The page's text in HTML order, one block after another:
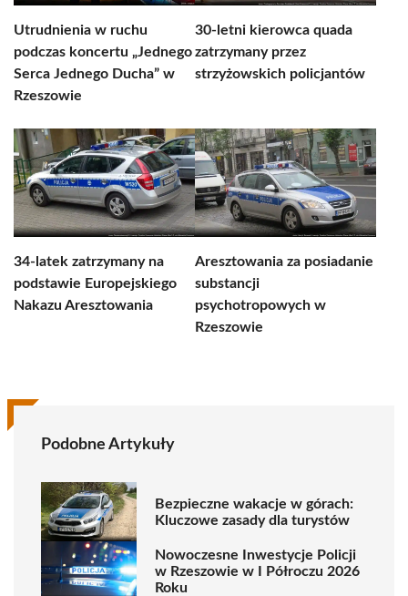
Utrudnienia w ruchu
podczas koncertu „Jednego
Serca Jednego Ducha” w
Rzeszowie
30-letni kierowca quada
zatrzymany przez
strzyżowskich policjantów
34-latek zatrzymany na
podstawie Europejskiego
Nakazu Aresztowania
Aresztowania za posiadanie
substancji
psychotropowych w
Rzeszowie
Podobne Artykuły
Bezpieczne wakacje w górach:
Kluczowe zasady dla turystów
Nowoczesne Inwestycje Policji
w Rzeszowie w I Półroczu 2026
Roku